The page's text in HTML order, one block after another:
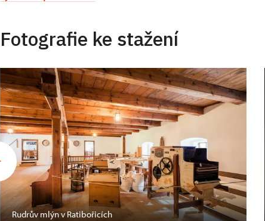
Fotografie ke stažení
Rudrův mlýn v Ratibořicích